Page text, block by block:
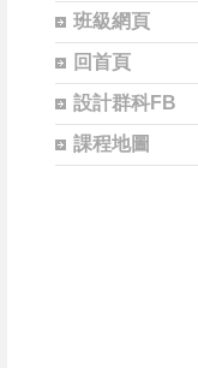
班級網頁
回首頁
設計群科FB
課程地圖